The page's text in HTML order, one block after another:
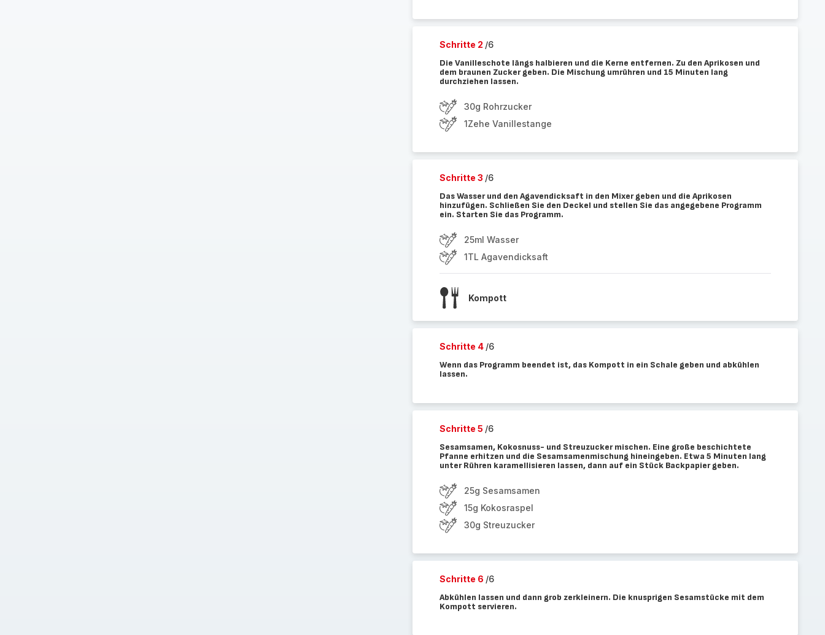
Schritte 2 /6
Die Vanilleschote längs halbieren und die Kerne entfernen. Zu den Aprikosen und
dem braunen Zucker geben. Die Mischung umrühren und 15 Minuten lang
durchziehen lassen.
30g Rohrzucker
1Zehe Vanillestange
Schritte 3 /6
Das Wasser und den Agavendicksaft in den Mixer geben und die Aprikosen
hinzufügen. Schließen Sie den Deckel und stellen Sie das angegebene Programm
ein. Starten Sie das Programm.
25ml Wasser
1TL Agavendicksaft
Kompott
Schritte 4 /6
Wenn das Programm beendet ist, das Kompott in ein Schale geben und abkühlen
lassen.
Schritte 5 /6
Sesamsamen, Kokosnuss- und Streuzucker mischen. Eine große beschichtete
Pfanne erhitzen und die Sesamsamenmischung hineingeben. Etwa 5 Minuten lang
unter Rühren karamellisieren lassen, dann auf ein Stück Backpapier geben.
25g Sesamsamen
15g Kokosraspel
30g Streuzucker
Schritte 6 /6
Abkühlen lassen und dann grob zerkleinern. Die knusprigen Sesamstücke mit dem
Kompott servieren.